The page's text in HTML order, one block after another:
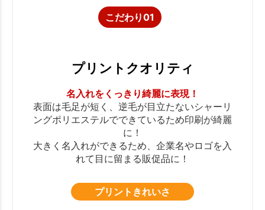
こだわり01
プリントクオリティ
名入れをくっきり綺麗に表現！
表面は毛足が短く、逆毛が目立たないシャーリ
ングポリエステルでできているため印刷が綺麗
に！
大きく名入れができるため、企業名やロゴを入
れて目に留まる販促品に！
プリントきれいさ